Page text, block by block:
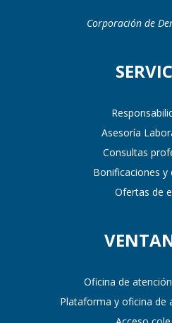
Corporación de
Asesoría
Consultas
Bonificaciones y
Ofertas de
Oficina de
Plataforma y oficina de